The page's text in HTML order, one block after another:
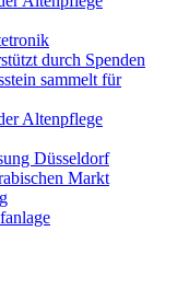
durch Spenden
sammelt für
Altenpflege
Düsseldorf
Markt